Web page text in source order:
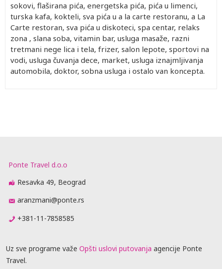
sokovi, flaširana pića, energetska pića, pića u limenci,
turska kafa, kokteli, sva pića u a la carte restoranu, a La
Carte restoran, sva pića u diskoteci, spa centar, relaks
zona , slana soba, vitamin bar, usluga masaže, razni
tretmani nege lica i tela, frizer, salon lepote, sportovi na
vodi, usluga čuvanja dece, market, usluga iznajmljivanja
automobila, doktor, sobna usluga i ostalo van koncepta.
Ponte Travel d.o.o
Resavka 49, Beograd
aranzmani@ponte.rs
+381-11-7858585
Uz sve programe važe Opšti uslovi putovanja agencije Ponte
Travel.